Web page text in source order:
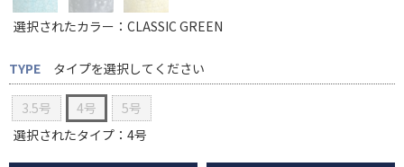
選択されたカラー：CLASSIC GREEN
TYPE タイプを選択してください
3.5号 4号
5号
選択されたタイプ：4号